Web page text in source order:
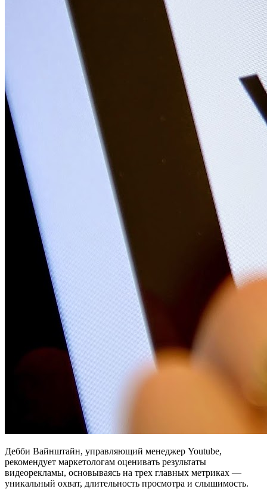
Дебби Вайнштайн, управляющий менеджер Youtube,
рекомендует маркетологам оценивать результаты
видеорекламы, основываясь на трех главных метриках —
уникальный охват, длительность просмотра и слышимость.